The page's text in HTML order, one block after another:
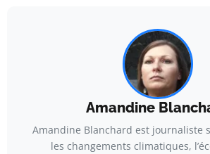
Amandine
Amandine Blanchard est journaliste
les changements climatiques,